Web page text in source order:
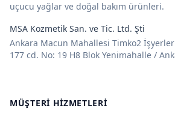
uçucu yağlar ve doğal bakım ürünleri.
MSA Kozmetik San. ve Tic. Ltd. Şti
Ankara Macun Mahallesi Timko2
177 cd. No: 19 H8 Blok Yenimahalle /
MÜŞTERI HIZMETLERI